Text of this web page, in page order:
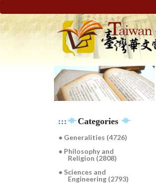
::: Categories
● Generalities (4726)
● Philosophy and
Religion (2808)
● Sciences and
Engineering (2793)